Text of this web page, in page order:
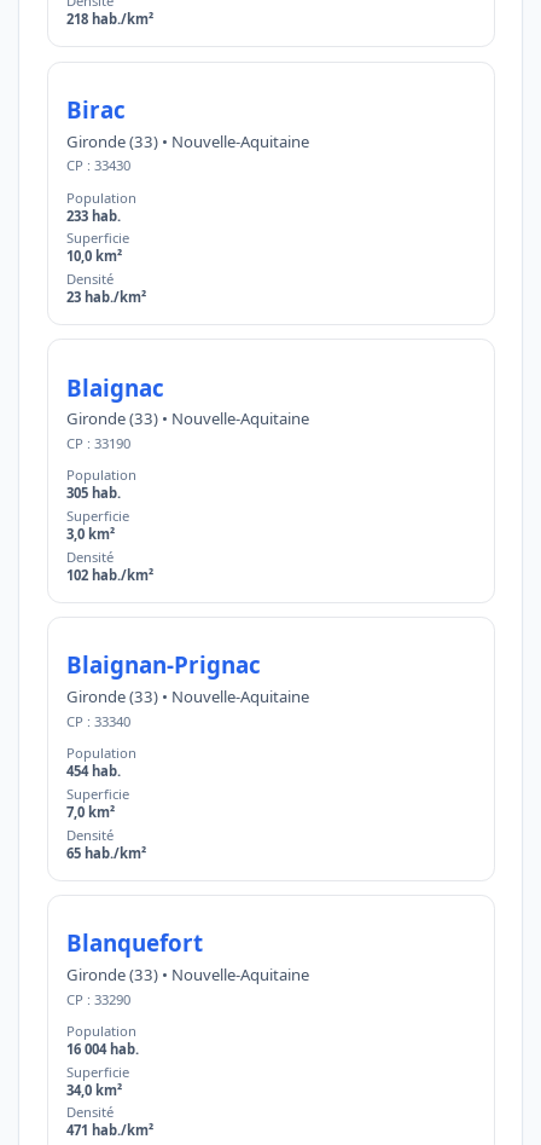
218 hab./km²
Birac
Gironde (33) • Nouvelle-Aquitaine
CP : 33430
Population
233 hab.
Superficie
10,0 km²
Densité
23 hab./km²
Blaignac
Gironde (33) • Nouvelle-Aquitaine
CP : 33190
Population
305 hab.
Superficie
3,0 km²
Densité
102 hab./km²
Blaignan-Prignac
Gironde (33) • Nouvelle-Aquitaine
CP : 33340
Population
454 hab.
Superficie
7,0 km²
Densité
65 hab./km²
Blanquefort
Gironde (33) • Nouvelle-Aquitaine
CP : 33290
Population
16 004 hab.
Superficie
34,0 km²
Densité
471 hab./km²